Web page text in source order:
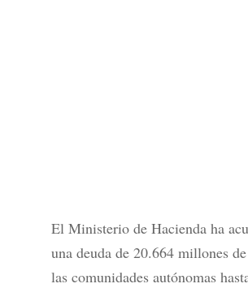
El Ministerio de Hacienda ha
una deuda de 20.664 millones
las comunidades autónomas